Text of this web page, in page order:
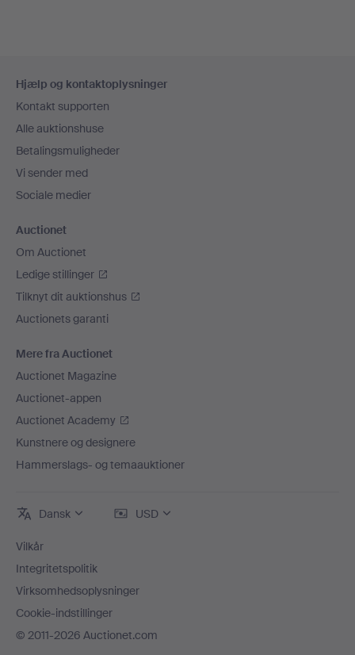
Hjælp og kontaktoplysninger
Kontakt supporten
Alle auktionshuse
Betalingsmuligheder
Vi sender med
Sociale medier
Auctionet
Om Auctionet
Ledige stillinger
Tilknyt dit auktionshus
Auctionets garanti
Mere fra Auctionet
Auctionet Magazine
Auctionet-appen
Auctionet Academy
Kunstnere og designere
Hammerslags- og temaauktioner
Dansk USD
Vilkår
Integritetspolitik
Virksomhedsoplysninger
Cookie-indstillinger
© 2011-2026 Auctionet.com